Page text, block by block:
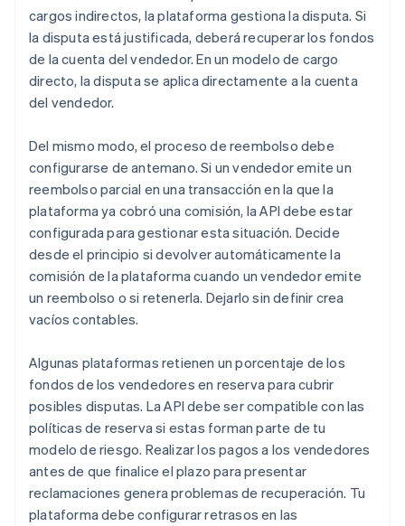
cargos indirectos, la plataforma gestiona la disputa. Si
la disputa está justificada, deberá recuperar los fondos
de la cuenta del vendedor. En un modelo de cargo
directo, la disputa se aplica directamente a la cuenta
del vendedor.
Del mismo modo, el proceso de reembolso debe
configurarse de antemano. Si un vendedor emite un
reembolso parcial en una transacción en la que la
plataforma ya cobró una comisión, la API debe estar
configurada para gestionar esta situación. Decide
desde el principio si devolver automáticamente la
comisión de la plataforma cuando un vendedor emite
un reembolso o si retenerla. Dejarlo sin definir crea
vacíos contables.
Algunas plataformas retienen un porcentaje de los
fondos de los vendedores en reserva para cubrir
posibles disputas. La API debe ser compatible con las
políticas de reserva si estas forman parte de tu
modelo de riesgo. Realizar los pagos a los vendedores
antes de que finalice el plazo para presentar
reclamaciones genera problemas de recuperación. Tu
plataforma debe configurar retrasos en las